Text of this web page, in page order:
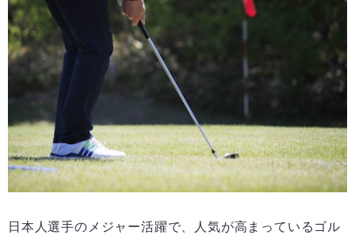
日本人選手のメジャー活躍で、人気が高まっているゴル